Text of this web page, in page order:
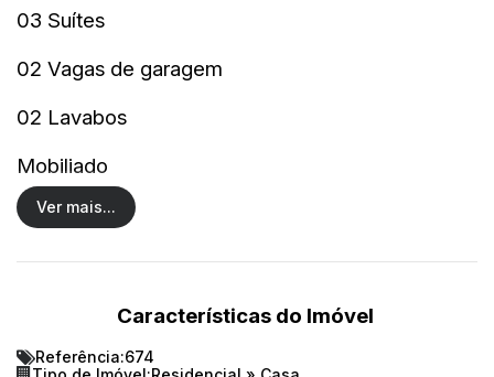
03 Suítes
02 Vagas de garagem
02 Lavabos
Mobiliado
Churrasqueira a carvão
Ver mais...
Características do Imóvel
Referência:674